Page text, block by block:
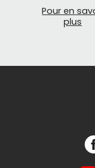
Pour en
plus